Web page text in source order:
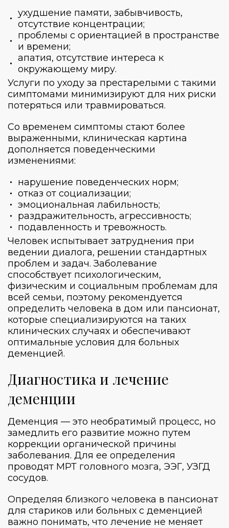
ухудшение памяти, забывчивость,
отсутствие концентрации;
проблемы с ориентацией в пространстве
и времени;
апатия, отсутствие интереса к
окружающему миру.
Услуги по уходу за престарелыми с такими
симптомами минимизируют для них риски
потеряться или травмироваться.
Со временем симптомы стают более
выраженными, клиническая картина
дополняется поведенческими
изменениями:
нарушение поведенческих норм;
отказ от социализации;
эмоциональная лабильность;
раздражительность, агрессивность;
подавленность и тревожность.
Человек испытывает затруднения при
ведении диалога, решении стандартных
проблем и задач. Заболевание
способствует психологическим,
физическим и социальным проблемам для
всей семьи, поэтому рекомендуется
определить человека в дом или пансионат,
которые специализируются на таких
клинических случаях и обеспечивают
оптимальные условия для больных
деменцией.
Диагностика и лечение
деменции
Деменция — это необратимый процесс, но
замедлить его развитие можно путем
коррекции органической причины
заболевания. Для ее определения
проводят МРТ головного мозга, ЭЭГ, УЗГД
сосудов.
Определяя близкого человека в пансионат
для стариков или больных с деменцией
важно понимать, что лечение не меняет